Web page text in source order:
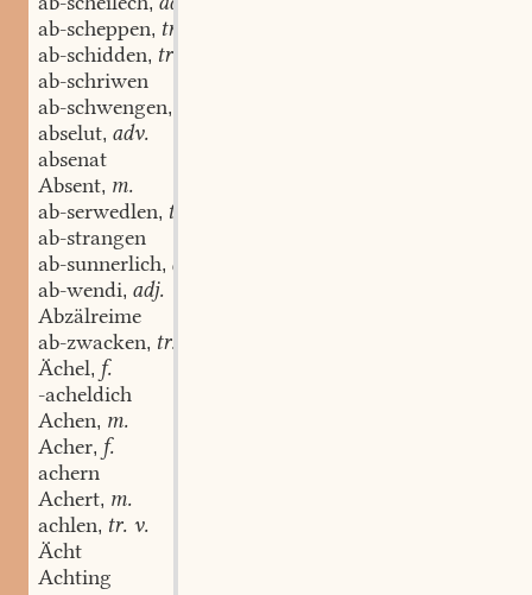
ab-scheppen, tr. v.
ab-schidden, tr. v.
ab-schriwen
ab-schwengen,
abselut, adv.
absenat
Absent, m.
ab-serwedlen, tr. v.
ab-strangen
ab-sunnerlich, adj. u. adv.
ab-wendi, adj.
Abzälreime
ab-zwacken, tr. v.
Ächel, f.
-acheldich
Achen, m.
Acher, f.
achern
Achert, m.
achlen, tr. v.
Ächt
Achting